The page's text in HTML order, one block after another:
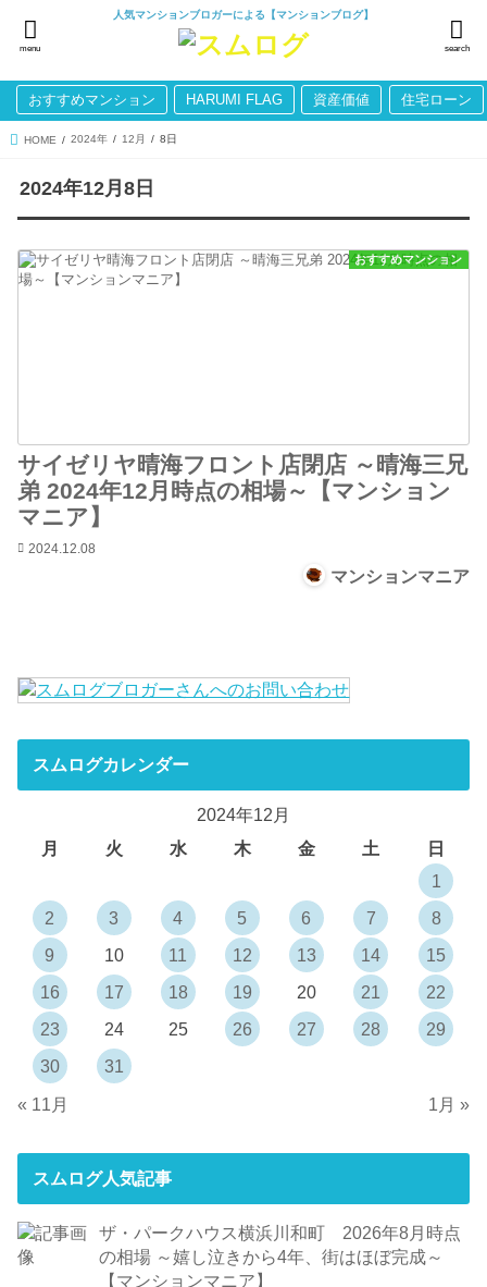
人気マンションブロガーによる【マンションブログ】
search
menu
おすすめマンション HARUMI FLAG 資産価値 住宅ローン
HOME 2024年 12月 8日
2024年12月8日
おすすめマンション
サイゼリヤ晴海フロント店閉店 ～晴海三兄
弟 2024年12月時点の相場～【マンション
マニア】
2024.12.08
マンションマニア
スムログカレンダー
2024年12月
月
火 水 木 金 土
日
1
2
3 4 5 6 7
8
9
10 11 12 13 14
15
16
17 18 19 20 21
22
23
24 25 26 27 28
29
30
31
« 11月
1月 »
スムログ人気記事
ザ・パークハウス横浜川和町 2026年8月時点
の相場 ～嬉し泣きから4年、街はほぼ完成～
【マンションマニア】